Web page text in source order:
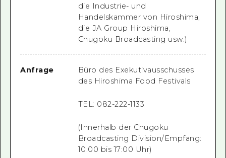
die Industrie- und
Handelskammer von Hiroshima,
die JA Group Hiroshima,
Chugoku Broadcasting usw.)
Anfrage
Büro des Exekutivausschusses
des Hiroshima Food Festivals
TEL: 082-222-1133
(Innerhalb der Chugoku
Broadcasting Division/Empfang:
10:00 bis 17:00 Uhr)